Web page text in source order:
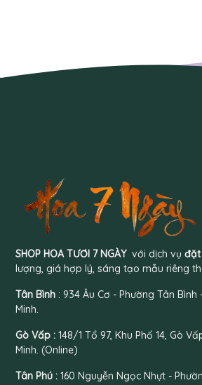
SHOP HOA TƯƠI 7 NGÀY với dịch vụ đặt
lượng, giá hợp lý, sáng tạo mẫu riêng
Tân Bình : 934 Âu Cơ - Phường Tân Bình
Minh.
Gò Vấp : 148/1 Tổ 97, Khu Phố 14, Gò
Minh. (Online)
Tân Phú : 160 Nguyễn Ngọc Nhựt -